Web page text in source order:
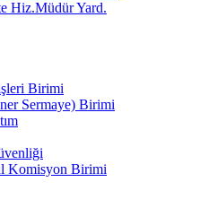
Hiz.Müdür Yard.
Birimi
Sermaye) Birimi
Komisyon Birimi